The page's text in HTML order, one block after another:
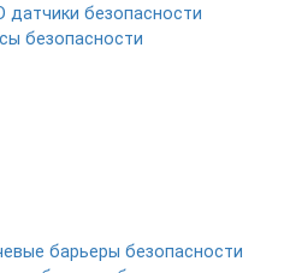
датчики безопасности
безопасности
барьеры безопасности